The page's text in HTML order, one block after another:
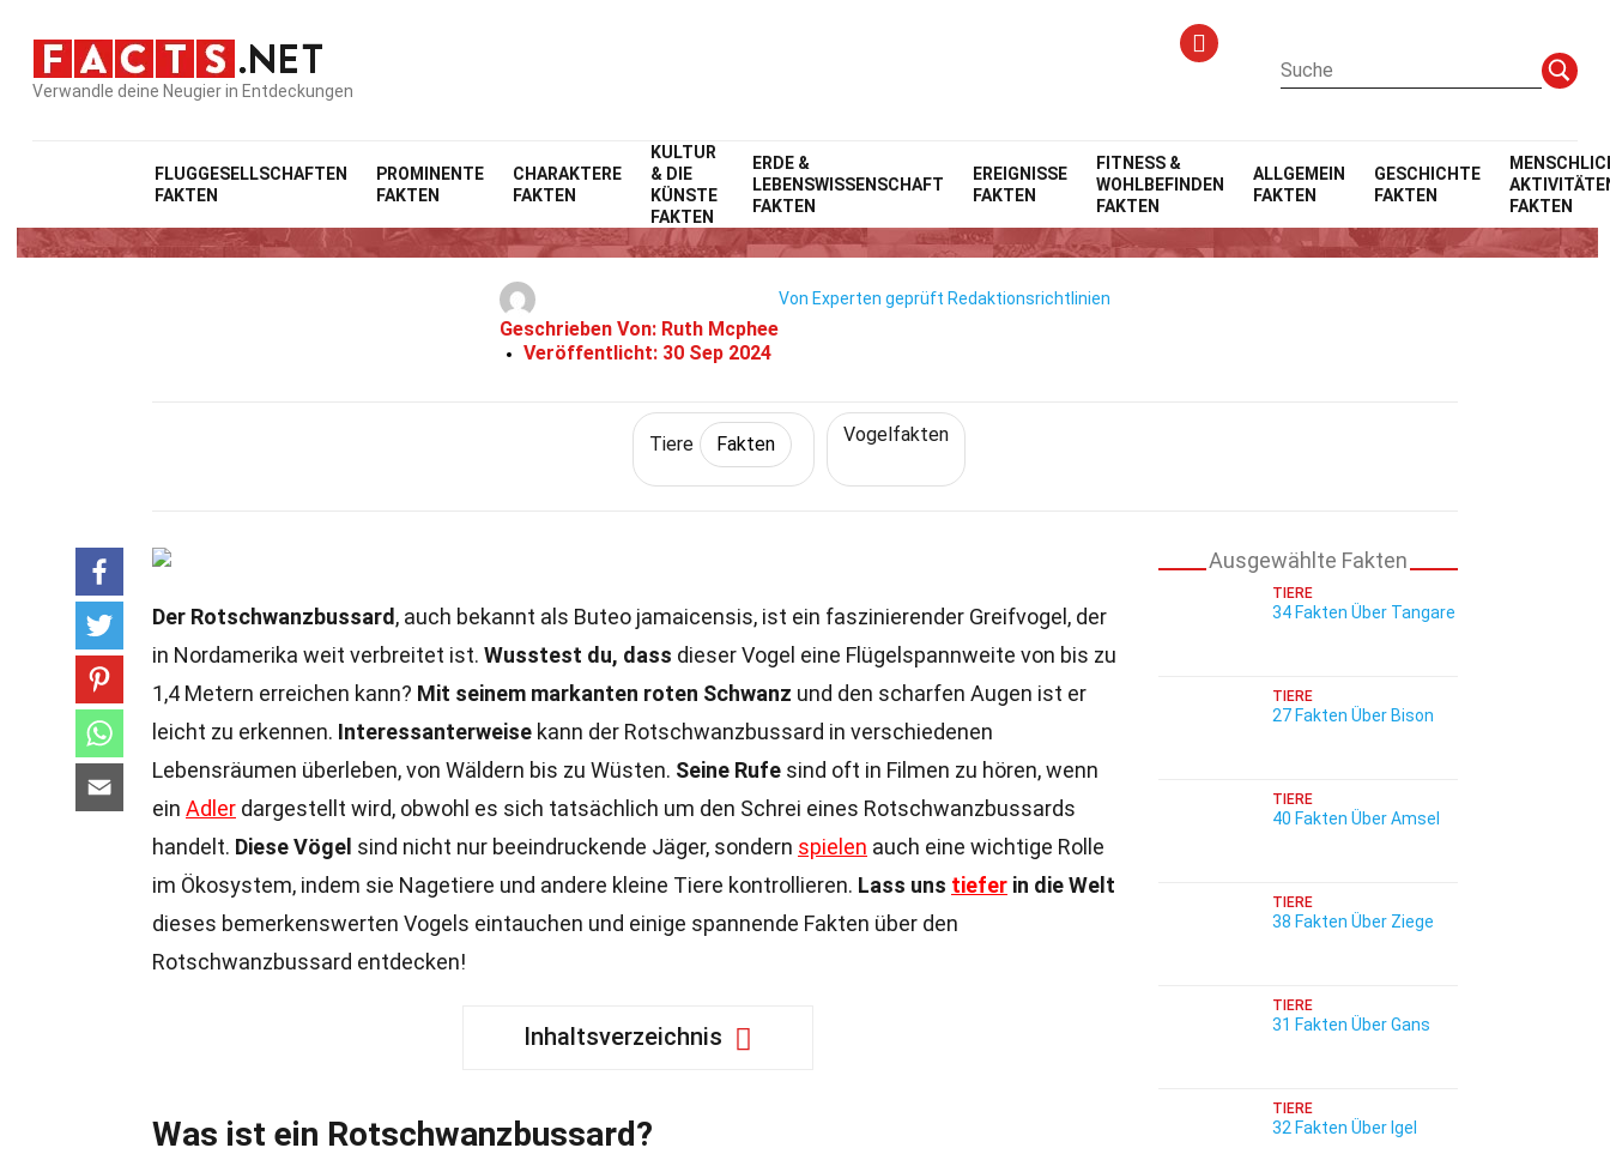
Verwandle deine Neugier in Entdeckungen
FLUGGESELLSCHAFTEN
FAKTEN
PROMINENTE
FAKTEN
CHARAKTERE
FAKTEN
KULTUR
& DIE
KÜNSTE
FAKTEN
ERDE &
LEBENSWISSENSCHAFT
FAKTEN
EREIGNISSE
FAKTEN
FITNESS &
WOHLBEFINDEN
FAKTEN
ALLGEMEIN
FAKTEN
GESCHICHTE
FAKTEN
FAKTEN
Home Natur Fakten
30 Fakten Über Rotschwanzbussard
Geschrieben Von: Ruth Mcphee
Veröffentlicht: 30 Sep 2024
Von Experten geprüft Redaktionsrichtlinien
Tiere Fakten Vogelfakten
Der Rotschwanzbussard , auch bekannt als Buteo jamaicensis, ist ein faszinierender Greifvogel, der
in Nordamerika weit verbreitet ist. Wusstest du, dass dieser Vogel eine Flügelspannweite von bis zu
1,4 Metern erreichen kann? Mit seinem markanten roten Schwanz und den scharfen Augen ist er
leicht zu erkennen. Interessanterweise kann der Rotschwanzbussard in verschiedenen
Lebensräumen überleben, von Wäldern bis zu Wüsten. Seine Rufe sind oft in Filmen zu hören, wenn
ein Adler dargestellt wird, obwohl es sich tatsächlich um den Schrei eines Rotschwanzbussards
handelt. Diese Vögel sind nicht nur beeindruckende Jäger, sondern spielen auch eine wichtige Rolle
im Ökosystem, indem sie Nagetiere und andere kleine Tiere kontrollieren. Lass uns tiefer in die Welt
dieses bemerkenswerten Vogels eintauchen und einige spannende Fakten über den
Rotschwanzbussard entdecken!
Inhaltsverzeichnis
Was ist ein Rotschwanzbussard?
Ausgewählte Fakten
TIERE
34 Fakten Über Tangare
TIERE
27 Fakten Über Bison
TIERE
40 Fakten Über Amsel
TIERE
38 Fakten Über Ziege
TIERE
31 Fakten Über Gans
TIERE
32 Fakten Über Igel